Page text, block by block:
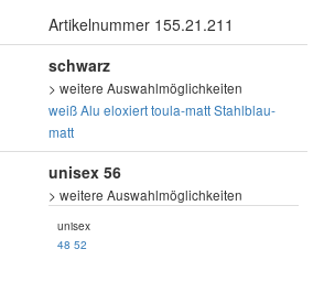
Artikelnummer 155.21.211
schwarz
> weitere Auswahlmöglichkeiten
weißAlu eloxierttoula-mattStahlblau-
matt
unisex 56
> weitere Auswahlmöglichkeiten
unisex
48 52